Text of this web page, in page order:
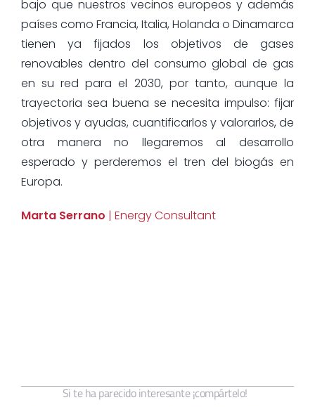
bajo que nuestros vecinos europeos y además
países como Francia, Italia, Holanda o Dinamarca
tienen ya fijados los objetivos de gases
renovables dentro del consumo global de gas
en su red para el 2030, por tanto, aunque la
trayectoria sea buena se necesita impulso: fijar
objetivos y ayudas, cuantificarlos y valorarlos, de
otra manera no llegaremos al desarrollo
esperado y perderemos el tren del biogás en
Europa.
Marta Serrano | Energy Consultant
Si te ha parecido interesante ¡compártelo!